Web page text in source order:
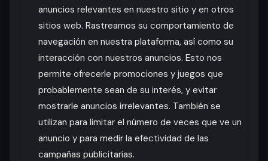
anuncios relevantes en nuestro sitio y en otros
sitios web. Rastreamos su comportamiento de
navegación en nuestra plataforma, así como su
interacción con nuestros anuncios. Esto nos
permite ofrecerle promociones y juegos que
probablemente sean de su interés, y evitar
mostrarle anuncios irrelevantes. También se
utilizan para limitar el número de veces que ve un
anuncio y para medir la efectividad de las
campañas publicitarias.